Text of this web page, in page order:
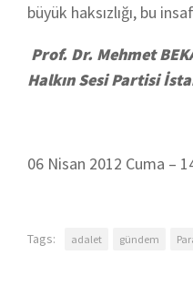
büyük haksızlığı, bu
Prof. Dr. Mehmet
Halkın Sesi Partisi
06 Nisan 2012 Cuma –
Tags: adalet gündem